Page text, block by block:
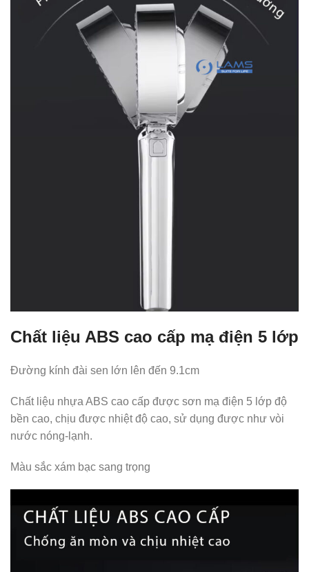
Chất liệu ABS cao cấp mạ điện 5 lớp
Đường kính đài sen lớn lên đến 9.1cm
Chất liệu nhựa ABS cao cấp được sơn mạ điện 5 lớp độ
bền cao, chịu được nhiệt độ cao, sử dụng được như vòi
nước nóng-lạnh.
Màu sắc xám bạc sang trọng